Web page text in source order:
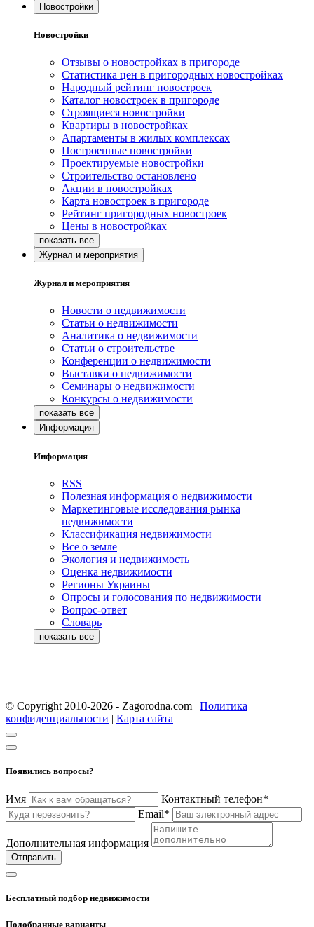
Новостройки
Новостройки
Отзывы о новостройках в пригороде
Статистика цен в пригородных новостройках
Народный рейтинг новостроек
Каталог новостроек в пригороде
Строящиеся новостройки
Квартиры в новостройках
Апартаменты в жилых комплексах
Построенные новостройки
Проектируемые новостройки
Строительство остановлено
Акции в новостройках
Карта новостроек в пригороде
Рейтинг пригородных новостроек
Цены в новостройках
Журнал и мероприятия
Журнал и мероприятия
Новости о недвижимости
Статьи о недвижимости
Аналитика о недвижимости
Статьи о строительстве
Конференции о недвижимости
Выставки о недвижимости
Семинары о недвижимости
Конкурсы о недвижимости
Информация
Информация
RSS
Полезная информация о недвижимости
Маркетинговые исследования рынка
недвижимости
Классификация недвижимости
Все о земле
Экология и недвижимость
Оценка недвижимости
Регионы Украины
Опросы и голосования по недвижимости
Вопрос-ответ
Словарь
© Copyright 2010-2026 - Zagorodna.com | Политика
конфиденциальности | Карта сайта
Появились вопросы?
Имя
Контактный телефон*
Email*
Дополнительная информация
Отправить
Бесплатный подбор недвижимости
Подобранные варианты